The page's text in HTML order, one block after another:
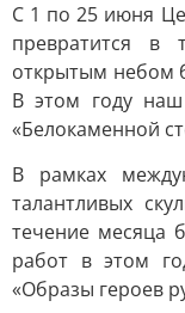
С 1 по 25 июня
превратится в
открытым небом
В этом году наш
«Белокаменной
В рамках
талантливых
течение месяца
работ в этом
«Образы героев